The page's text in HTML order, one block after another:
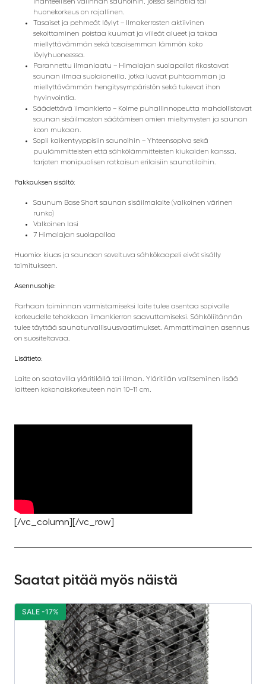
huonekorkeus on rajallinen.
Tasaiset ja pehmeät löylyt – Ilmakerrosten aktiivinen
sekoittaminen poistaa kuumat ja viileät alueet ja takaa
miellyttävämmän sekä tasaisemman lämmön koko
löylyhuoneessa.
Parannettu ilmanlaatu – Himalajan suolapallot rikastavat
saunan ilmaa suolaioneilla, jotka luovat puhtaamman ja
miellyttävämmän hengitysympäristön sekä tukevat ihon
hyvinvointia.
Säädettävä ilmankierto – Kolme puhallinnopeutta mahdollistavat
saunan sisäilmaston säätämisen omien mieltymysten ja saunan
koon mukaan.
Sopii kaikentyyppisiin saunoihin – Yhteensopiva sekä
puulämmitteisten että sähkölämmitteisten kiukaiden kanssa,
tarjoten monipuolisen ratkaisun erilaisiin saunatiloihin.
Pakkauksen sisältö:
Saunum Base Short saunan sisäilmalaite (valkoinen värinen
runko)
Valkoinen lasi
7 Himalajan suolapalloa
Huomio: kiuas ja saunaan soveltuva sähkökaapeli eivät sisälly
toimitukseen.
Asennusohje:
Parhaan toiminnan varmistamiseksi laite tulee asentaa sopivalle
korkeudelle tehokkaan ilmankierron saavuttamiseksi. Sähköliitännän
tulee täyttää saunaturvallisuusvaatimukset. Ammattimainen asennus
on suositeltavaa.
Lisätieto:
Laite on saatavilla yläritilällä tai ilman. Yläritilän valitseminen lisää
laitteen kokonaiskorkeuteen noin 10–11 cm.
[/vc_column][/vc_row]
Saatat pitää myös näistä
SALE -17%